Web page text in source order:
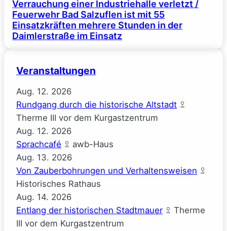
Verrauchung einer Industriehalle verletzt /
Feuerwehr Bad Salzuflen ist mit 55
Einsatzkräften mehrere Stunden in der
Daimlerstraße im Einsatz
Veranstaltungen
Aug. 12. 2026
Rundgang durch die historische Altstadt
Therme III vor dem Kurgastzentrum
Aug. 12. 2026
Sprachcafé
awb-Haus
Aug. 13. 2026
Von Zauberbohrungen und Verhaltensweisen
Historisches Rathaus
Aug. 14. 2026
Entlang der historischen Stadtmauer
Therme
III vor dem Kurgastzentrum